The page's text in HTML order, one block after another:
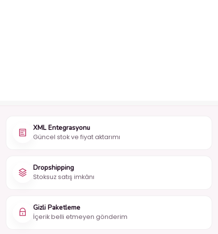
XML Entegrasyonu
Güncel stok ve fiyat aktarımı
Dropshipping
Stoksuz satış imkânı
Gizli Paketleme
İçerik belli etmeyen gönderim